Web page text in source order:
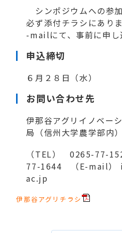
シンポジウムへの参
必ず添付チラシにあり
-mailにて、事前に申し
申込締切
６月２８日（水）
お問い合わせ先
伊那谷アグリイノベー
局（信州大学農学部内）
（TEL） 0265-77-
77-1644 （E-mail）
ac.jp
伊那谷アグリチラシ